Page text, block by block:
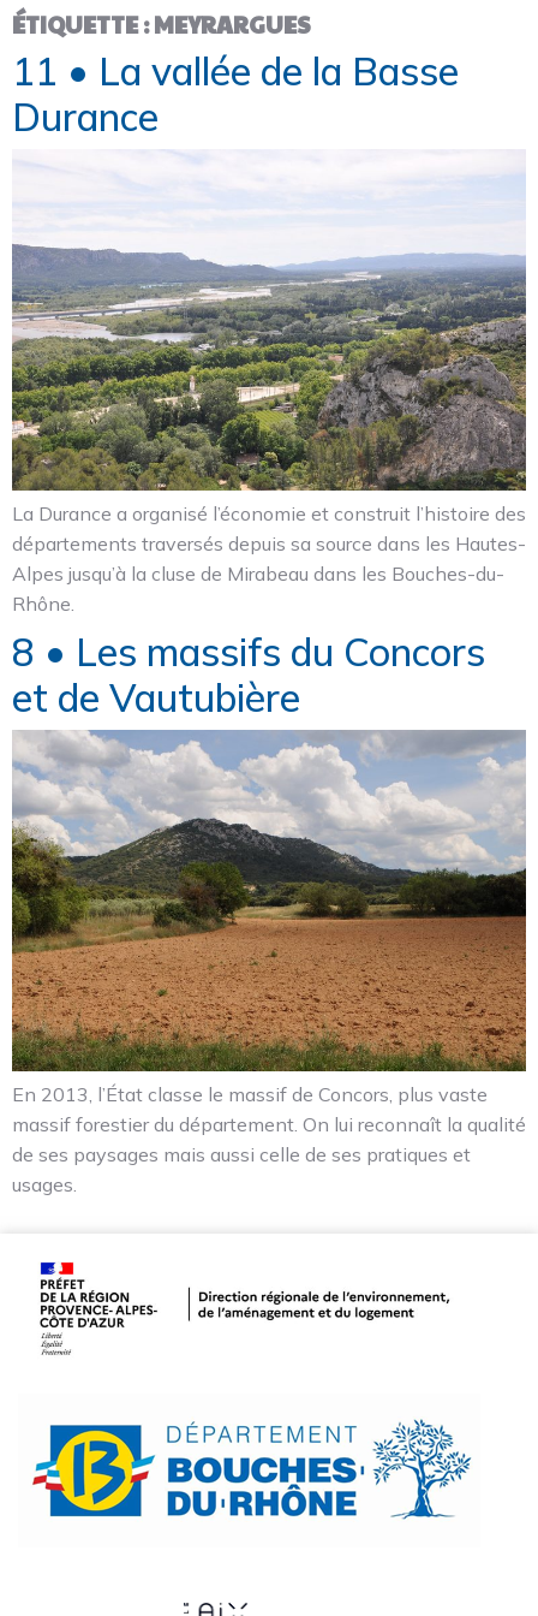
ÉTIQUETTE :MEYRARGUES
11 • La vallée de la Basse
Durance
La Durance a organisé l’économie et construit l’histoire des
départements traversés depuis sa source dans les Hautes-
Alpes jusqu’à la cluse de Mirabeau dans les Bouches-du-
Rhône.
8 • Les massifs du Concors
et de Vautubière
En 2013, l’État classe le massif de Concors, plus vaste
massif forestier du département. On lui reconnaît la qualité
de ses paysages mais aussi celle de ses pratiques et
usages.